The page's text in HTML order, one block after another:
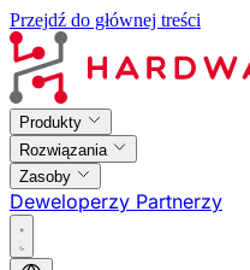
Przejdź do głównej treści
Produkty
Rozwiązania
Zasoby
Deweloperzy Partnerzy